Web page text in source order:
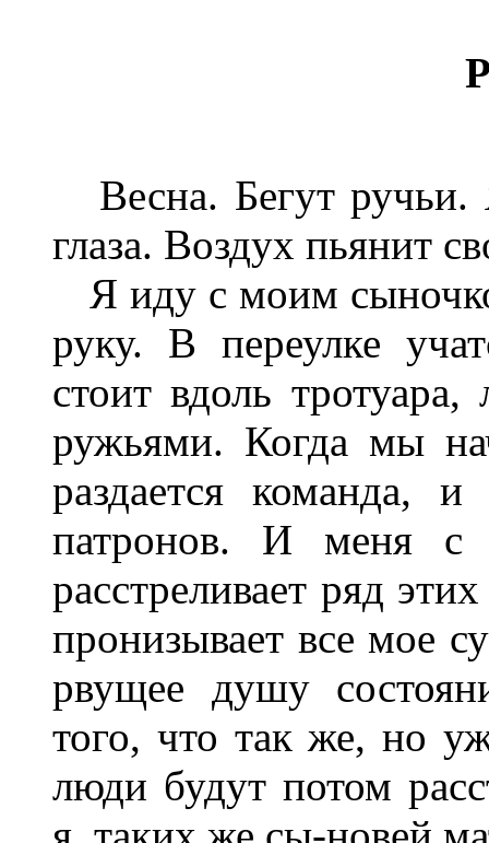
Весна. Бегут ручьи.
глаза. Воздух пьянит
Я иду с моим
руку. В переулке
стоит вдоль
ружьями. Когда мы
раздается команда,
патронов. И меня с
расстреливает ряд
пронизывает все мое
рвущее душу
того, что так же, но
люди будут потом